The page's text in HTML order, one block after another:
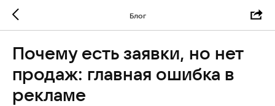
Блог
Почему есть заявки, но нет
продаж: главная ошибка в
рекламе